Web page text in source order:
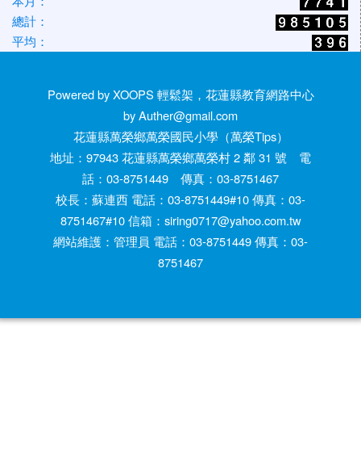
總計：
平均：
Powered by XOOPS 輕鬆架，花蓮縣教育網路中心
by Auther@gmail.com
花蓮縣萬榮鄉萬榮國民小學（萬榮Tips）
地址：97943 花蓮縣萬榮鄉萬榮村 2 鄰 31 號 電
話：03-8751449 傳真：03-8751467
校長：蘇連西 電話：03-8751449#10 傳真：03-
8751467#10 信箱：siring0717@yahoo.com.tw
網站維護：管理員 電話：03-8751449 傳真：03-
8751467